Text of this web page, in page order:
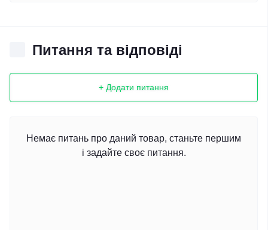
Питання та відповіді
+ Додати питання
Немає питань про даний товар, станьте першим
і задайте своє питання.